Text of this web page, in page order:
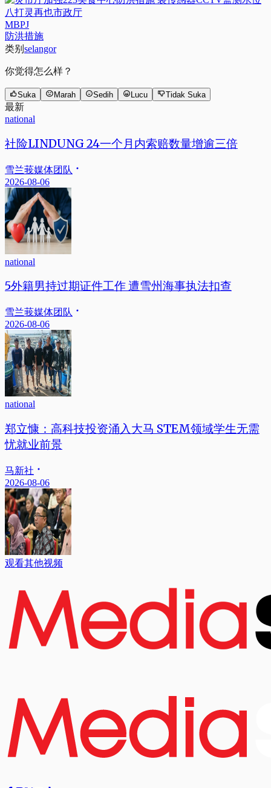
八打灵再也市政厅
MBPJ
防洪措施
类别 selangor
你觉得怎么样？
Suka Marah Sedih Lucu Tidak Suka
最新
national
社险LINDUNG 24一个月内索赔数量增逾三倍
雪兰莪媒体团队
2026-08-06
national
5外籍男持过期证件工作 遭雪州海事执法扣查
雪兰莪媒体团队
2026-08-06
national
郑立慷：高科技投资涌入大马 STEM领域学生无需
忧就业前景
马新社
2026-08-06
观看其他视频